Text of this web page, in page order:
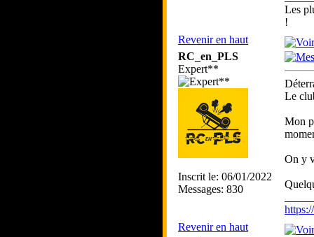
Les
!
Revenir en haut
RC_en_PLS
Expert**
Inscrit le: 06/01/2022
Messages: 830
Le
Mon
On y
Revenir en haut